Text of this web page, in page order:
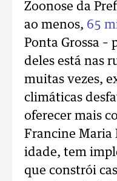
Zoonose da
ao menos, 65
Ponta Grossa –
deles está nas
muitas vezes,
climáticas
oferecer mais
Francine Maria
idade, tem
que constrói